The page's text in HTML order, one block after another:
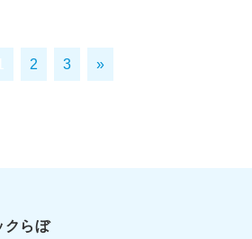
2 3 »
クらぼ